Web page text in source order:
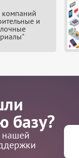
компаний
и
базу?
нашей